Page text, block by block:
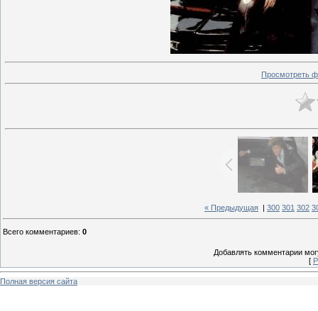
Просмотреть
« Предыдущая 300 301 302
Всего комментариев: 0
Добавлять комментарии
[
Полная версия сайта